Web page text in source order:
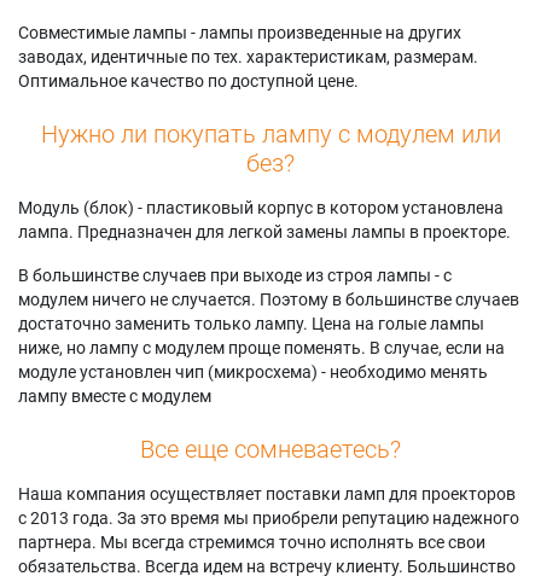
Совместимые лампы - лампы произведенные на других
заводах, идентичные по тех. характеристикам, размерам.
Оптимальное качество по доступной цене.
Нужно ли покупать лампу с модулем или
без?
Модуль (блок) - пластиковый корпус в котором установлена
лампа. Предназначен для легкой замены лампы в проекторе.
В большинстве случаев при выходе из строя лампы - с
модулем ничего не случается. Поэтому в большинстве случаев
достаточно заменить только лампу. Цена на голые лампы
ниже, но лампу с модулем проще поменять. В случае, если на
модуле установлен чип (микросхема) - необходимо менять
лампу вместе с модулем
Все еще сомневаетесь?
Наша компания осуществляет поставки ламп для проекторов
с 2013 года. За это время мы приобрели репутацию надежного
партнера. Мы всегда стремимся точно исполнять все свои
обязательства. Всегда идем на встречу клиенту. Большинство